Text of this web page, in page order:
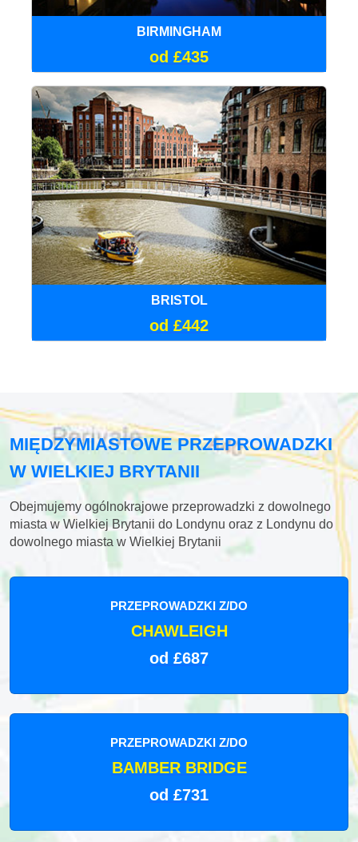
BIRMINGHAM
od £435
BRISTOL
od £442
MIĘDZYMIASTOWE PRZEPROWADZKI
W WIELKIEJ BRYTANII
Obejmujemy ogólnokrajowe przeprowadzki z dowolnego
miasta w Wielkiej Brytanii do Londynu oraz z Londynu do
dowolnego miasta w Wielkiej Brytanii
PRZEPROWADZKI Z/DO
CHAWLEIGH
od £687
PRZEPROWADZKI Z/DO
BAMBER BRIDGE
od £731